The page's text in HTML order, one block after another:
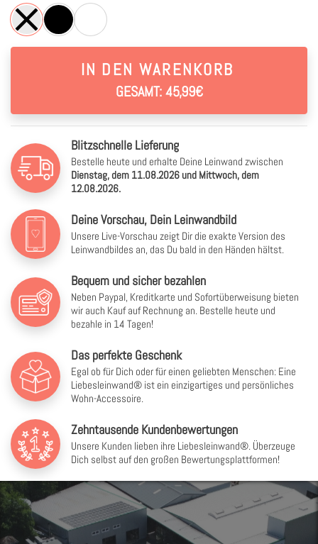
IN DEN WARENKORB
GESAMT: 45,99€
Blitzschnelle Lieferung
Bestelle heute und erhalte Deine Leinwand zwischen
Dienstag, dem 11.08.2026 und Mittwoch, dem
12.08.2026.
Deine Vorschau, Dein Leinwandbild
Unsere Live-Vorschau zeigt Dir die exakte Version des
Leinwandbildes an, das Du bald in den Händen hältst.
Bequem und sicher bezahlen
Neben Paypal, Kreditkarte und Sofortüberweisung bieten
wir auch Kauf auf Rechnung an. Bestelle heute und
bezahle in 14 Tagen!
Das perfekte Geschenk
Egal ob für Dich oder für einen geliebten Menschen: Eine
Liebesleinwand® ist ein einzigartiges und persönliches
Wohn-Accessoire.
Zehntausende Kundenbewertungen
Unsere Kunden lieben ihre Liebesleinwand®. Überzeuge
Dich selbst auf den großen Bewertungsplattformen!